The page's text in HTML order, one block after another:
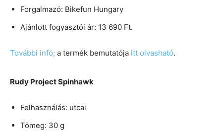
Forgalmazó: Bikefun Hungary
Ajánlott fogyasztói ár: 13 690 Ft.
További infó; a termék bemutatója itt olvasható.
Rudy Project Spinhawk
Felhasználás: utcai
Tömeg: 30 g